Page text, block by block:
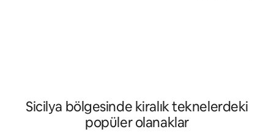
Sicilya bölgesinde kiralık teknelerdeki
popüler olanaklar